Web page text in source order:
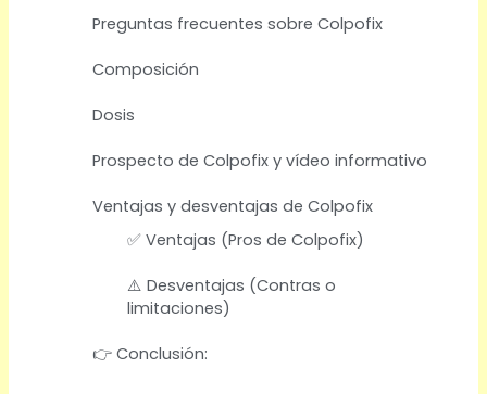
Preguntas frecuentes sobre Colpofix
Composición
Dosis
Prospecto de Colpofix y vídeo informativo
Ventajas y desventajas de Colpofix
✅ Ventajas (Pros de Colpofix)
⚠️ Desventajas (Contras o
limitaciones)
👉 Conclusión: